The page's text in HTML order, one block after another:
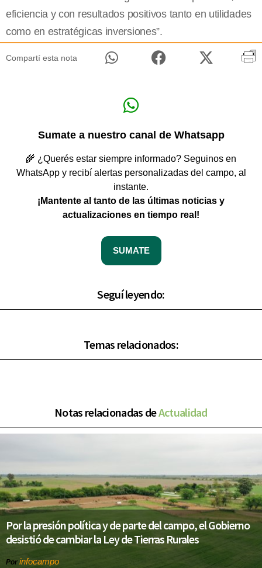
eficiencia y con resultados positivos tanto en utilidades
como en estratégicas inversiones”.
Compartí esta nota
Sumate a nuestro canal de Whatsapp
🌾 ¿Querés estar siempre informado? Seguinos en
WhatsApp y recibí alertas personalizadas del campo, al
instante.
¡Mantente al tanto de las últimas noticias y
actualizaciones en tiempo real!
SUMATE
Seguí leyendo:
Temas relacionados:
Notas relacionadas deActualidad
Por la presión política y de parte del campo, el Gobierno
desistió de cambiar la Ley de Tierras Rurales
Por infocampo